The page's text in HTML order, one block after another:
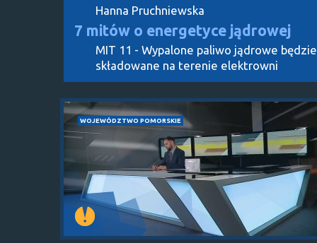
Hanna Pruchniewska
7 mitów o energetyce jądrowej
MIT 11 - Wypalone paliwo jądrowe będzie
składowane na terenie elektrowni
WOJEWÓDZTWO POMORSKIE